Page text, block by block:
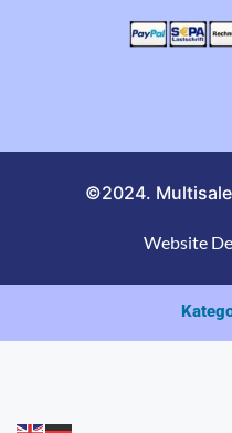
©2024.
Website